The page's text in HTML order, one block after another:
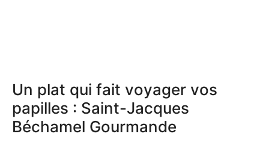
Un plat qui fait voyager vos
papilles : Saint-Jacques
Béchamel Gourmande